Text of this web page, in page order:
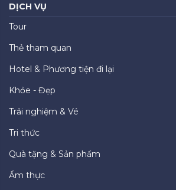
DỊCH VỤ
Tour
Thẻ tham quan
Hotel & Phương tiện đi lại
Khỏe - Đẹp
Trải nghiệm & Vé
Tri thức
Quà tặng & Sản phẩm
Ẩm thực